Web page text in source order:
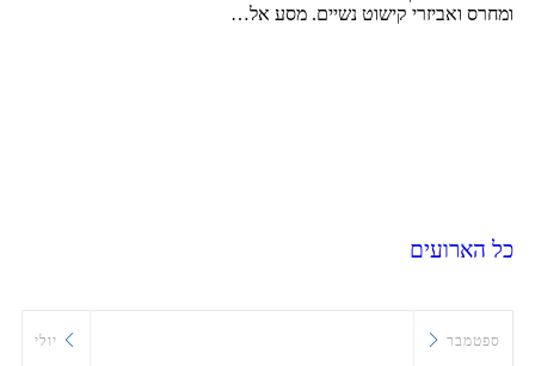
ומחרס ואביזרי קישוט נשיים. מסע אל…
כל הארועים
יולי ספטמבר